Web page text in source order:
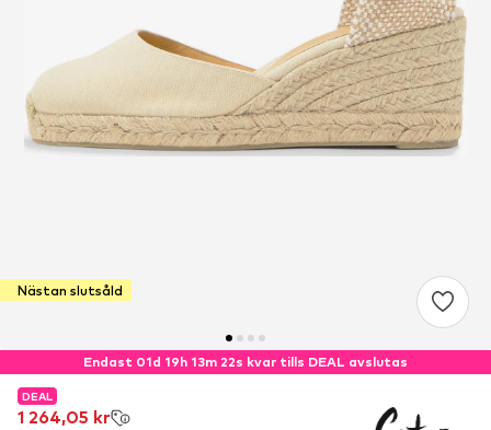
Nästan slutsåld
Endast 01d 19h 13m 22s kvar tills DEAL avslutas
DEAL
1 264,05 kr
DEAL
1 264,05 kr